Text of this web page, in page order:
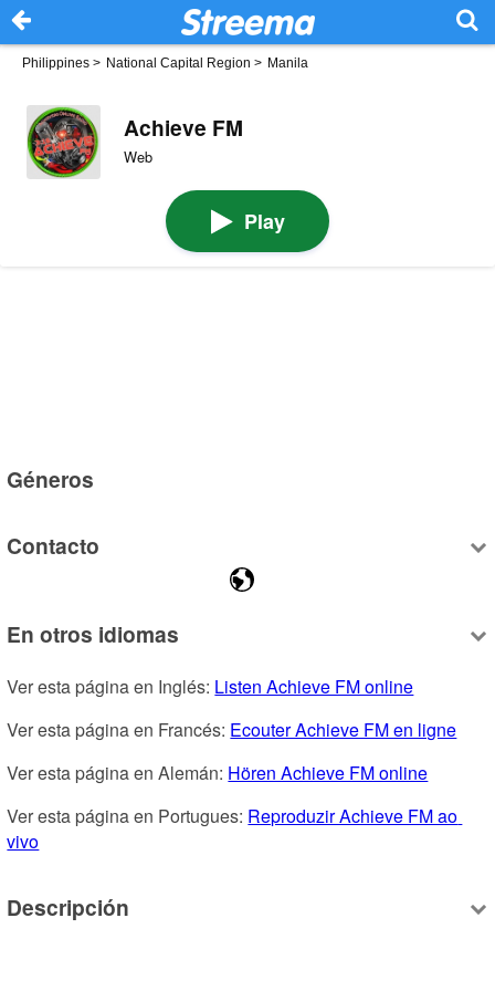
Philippines > National Capital Region > Manila
Achieve FM
Web
Play
Géneros
Contacto
En otros idiomas
Ver esta página en Inglés: Listen Achieve FM online
Ver esta página en Francés: Ecouter Achieve FM en ligne
Ver esta página en Alemán: Hören Achieve FM online
Ver esta página en Portugues: Reproduzir Achieve FM ao
vivo
Descripción